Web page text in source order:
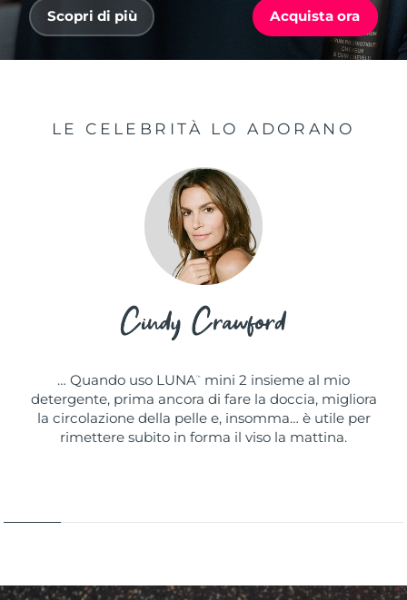
Scopri di più Acquista ora
LE CELEBRITÀ LO ADORANO
… Quando uso LUNA ™
mini 2 insieme al mio
detergente, prima ancora di fare la doccia, migliora
la circolazione della pelle e, insomma… è utile per
rimettere subito in forma il viso la mattina.